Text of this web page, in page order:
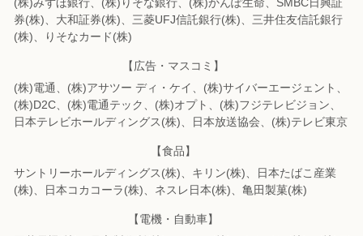
券(株)、 大和証券(株)、三菱UFJ信託銀行(株)、三井住友信託銀行
(株)、りそなカード(株)
【広告・マスコミ】
(株)電通、(株)アサツー ディ・ケイ、(株)サイバーエージェント、
(株)D2C、 (株)電通テック、(株)オプト、(株)フジテレビジョン、
日本テレビホールディングス(株)、
日本放送協会、(株)テレビ東京
【食品】
サントリーホールディングス(株)、キリン(株)、日本たばこ産業
(株)、
日本コカコーラ(株)、ネスレ日本(株)、亀田製菓(株)
【電機・自動車】